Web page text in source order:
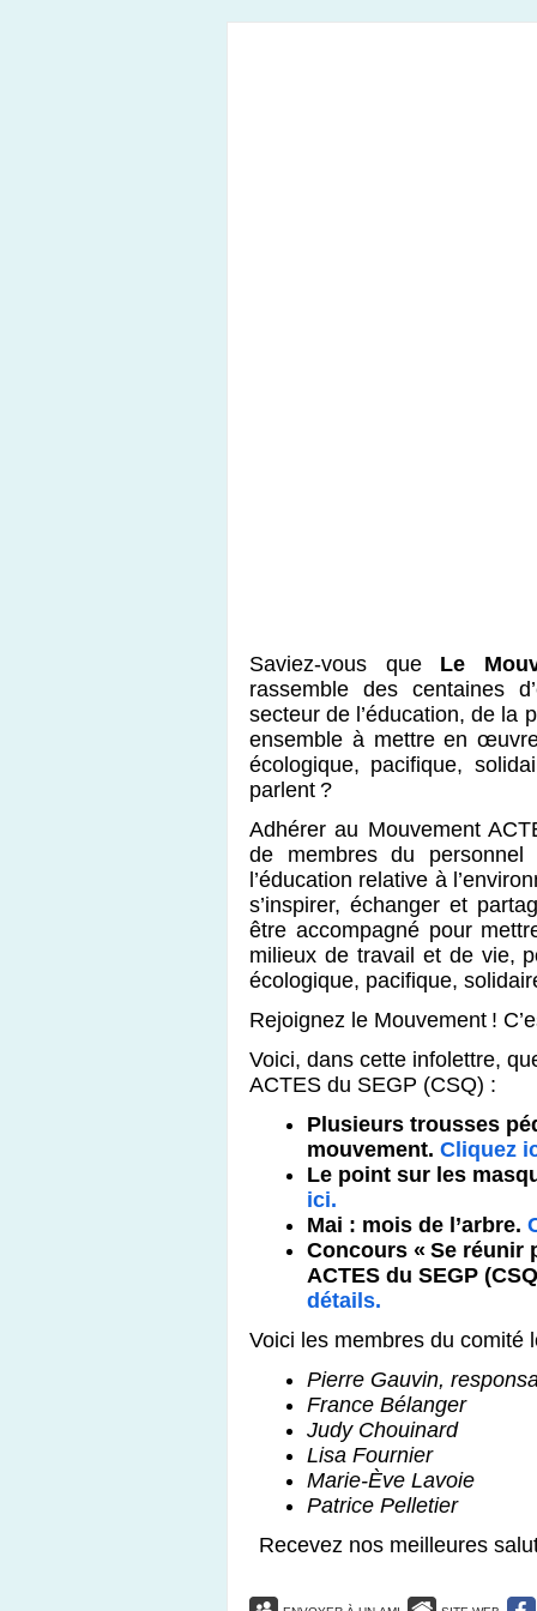
Saviez-vous que Le
rassemble des centaines
secteur de l’éducation, de la
ensemble à mettre en
écologique, pacifique,
parlent ?
Adhérer au Mouvement
de membres du personnel
l’éducation relative à
s’inspirer, échanger et
être accompagné pour
milieux de travail et de vie,
écologique, pacifique,
Rejoignez le Mouvement !
Voici, dans cette infolettre,
ACTES du SEGP (CSQ) :
Plusieurs trousses
mouvement. Cliquez
Le point sur les
ici.
Mai : mois de l’arbre.
Concours « Se réunir
ACTES du SEGP
détails.
Voici les membres du comité
Pierre Gauvin,
France Bélanger
Judy Chouinard
Lisa Fournier
Marie-Ève Lavoie
Patrice Pelletier
Recevez nos meilleures